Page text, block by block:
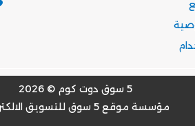
5 سوق دوت كوم © 2026
مؤسسة موقع 5 سوق للتسويق الالكتروني